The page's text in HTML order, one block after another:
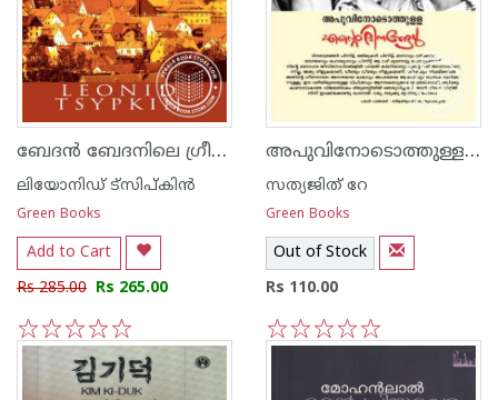
ബേദ‌ന്‍ ബേദനിലെ ഗ്രീഷ്മകാലത്ത്
ലിയോനിഡ് ട്സിപ്കിന്‍
Green Books
Add to Cart
Rs 285.00 Rs 265.00
5
4
3
2
1
അപുവിനോടൊത്തുള്ള എന്റെ ദിനങ്ങള്‍
സത്യജിത് റേ
Green Books
Out of Stock
Rs 110.00
5
4
3
2
1